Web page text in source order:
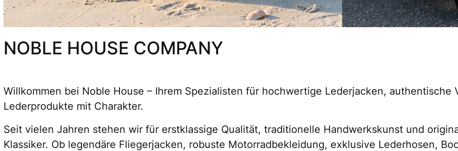
NOBLE HOUSE COMPANY
Willkommen bei Noble House – Ihrem Spezialisten für hochwertige Lederjacken,
Lederprodukte mit Charakter.
Seit vielen Jahren stehen wir für erstklassige Qualität, traditionelle Handwerkskunst und
Klassiker. Ob legendäre Fliegerjacken, robuste Motorradbekleidung, exklusive Lederhosen,